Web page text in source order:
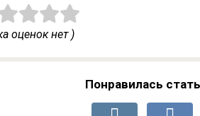
оценок нет )
Понравилась